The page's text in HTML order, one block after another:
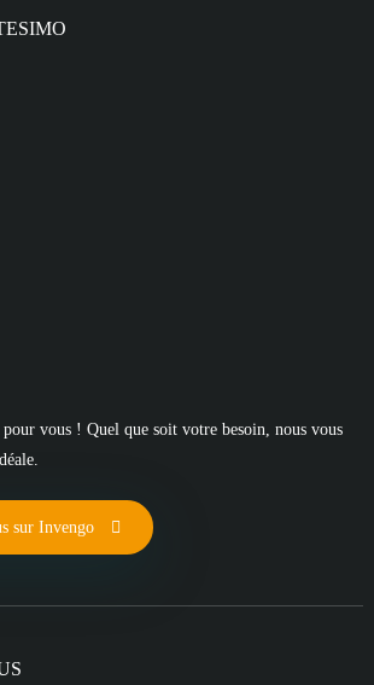
vous ! Quel que soit votre besoin, nous vous
sur Invengo